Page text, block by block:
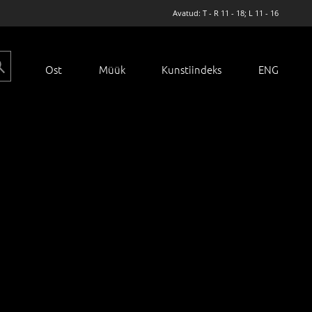
Avatud: T - R 11 - 18; L 11 - 16
Ost Müük Kunstiindeks ENG